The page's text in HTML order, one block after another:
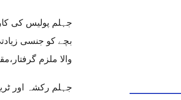
بچے کو جنسی
والا ملزم
جہلم رکشہ اور